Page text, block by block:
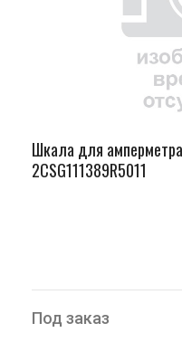
Шкала для
2CSG111389R5011
Под заказ